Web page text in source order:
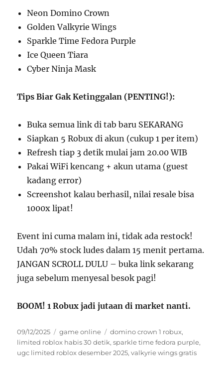
Neon Domino Crown
Golden Valkyrie Wings
Sparkle Time Fedora Purple
Ice Queen Tiara
Cyber Ninja Mask
Tips Biar Gak Ketinggalan (PENTING!):
Buka semua link di tab baru SEKARANG
Siapkan 5 Robux di akun (cukup 1 per item)
Refresh tiap 3 detik mulai jam 20.00 WIB
Pakai WiFi kencang + akun utama (guest
kadang error)
Screenshot kalau berhasil, nilai resale bisa
1000x lipat!
Event ini cuma malam ini, tidak ada restock!
Udah 70% stock ludes dalam 15 menit pertama.
JANGAN SCROLL DULU – buka link sekarang
juga sebelum menyesal besok pagi!
BOOM! 1 Robux jadi jutaan di market nanti.
Posted
on
09/12/2025 Categories
game online Tags
domino crown 1 robux,
limited roblox habis 30 detik,sparkle time fedora purple,
ugc limited roblox desember 2025,valkyrie wings gratis